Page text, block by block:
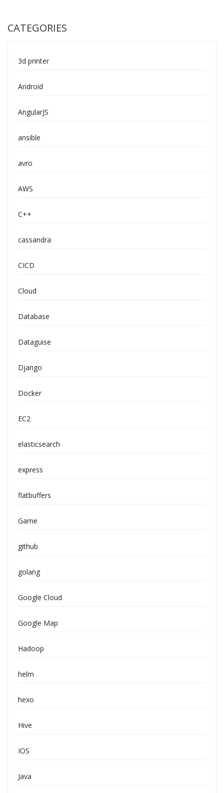
CATEGORIES
3d printer
Android
AngularJS
ansible
avro
AWS
C++
cassandra
CICD
Cloud
Database
Dataguise
Django
Docker
EC2
elasticsearch
express
flatbuffers
Game
github
golang
Google Cloud
Google Map
Hadoop
helm
hexo
Hive
IOS
Java